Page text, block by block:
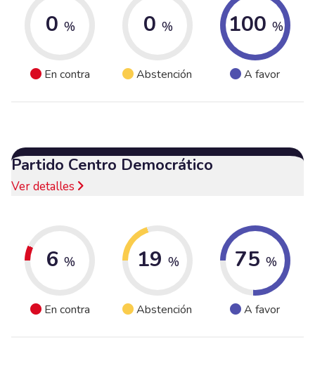
0 %
En contra
0 %
Abstención
100 %
A favor
Partido Centro Democrático
Ver detalles
6 %
En contra
19 %
Abstención
75 %
A favor